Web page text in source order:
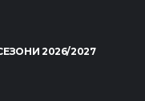
2026/2027